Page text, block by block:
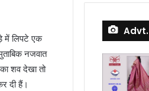
में लिपटे एक
नजवात
शव देखा तो
दी हैं।
Advt.